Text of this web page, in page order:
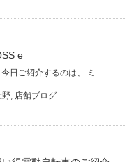
e
ご紹介するのは、 ミ...
野 店舗ブログ